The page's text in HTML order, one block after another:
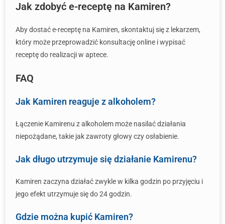
Jak zdobyć e-receptę na Kamiren?
Aby dostać e-receptę na Kamiren, skontaktuj się z lekarzem,
który może przeprowadzić konsultację online i wypisać
receptę do realizacji w aptece.
FAQ
Jak Kamiren reaguje z alkoholem?
Łączenie Kamirenu z alkoholem może nasilać działania
niepożądane, takie jak zawroty głowy czy osłabienie.
Jak długo utrzymuje się działanie Kamirenu?
Kamiren zaczyna działać zwykle w kilka godzin po przyjęciu i
jego efekt utrzymuje się do 24 godzin.
Gdzie można kupić Kamiren?